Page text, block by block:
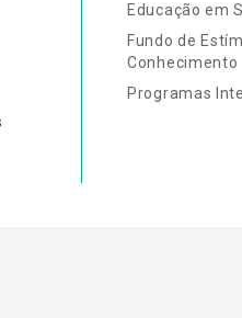
Educação em
Fundo de
Conhecimento
Programas